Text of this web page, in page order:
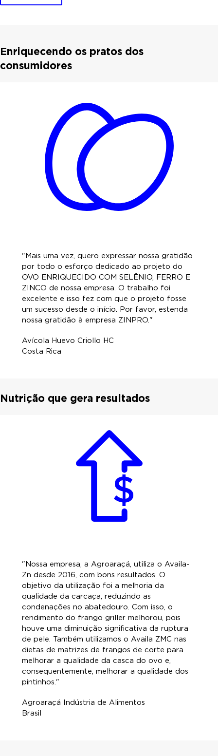
Enriquecendo os pratos dos
consumidores
"Mais uma vez, quero expressar nossa gratidão
por todo o esforço dedicado ao projeto do
OVO ENRIQUECIDO COM SELÊNIO, FERRO E
ZINCO de nossa empresa. O trabalho foi
excelente e isso fez com que o projeto fosse
um sucesso desde o início. Por favor, estenda
nossa gratidão à empresa ZINPRO."
Avícola Huevo Criollo HC
Costa Rica
Nutrição que gera resultados
"Nossa empresa, a Agroaraçá, utiliza o Availa-
Zn desde 2016, com bons resultados. O
objetivo da utilização foi a melhoria da
qualidade da carcaça, reduzindo as
condenações no abatedouro. Com isso, o
rendimento do frango griller melhorou, pois
houve uma diminuição significativa da ruptura
de pele. Também utilizamos o Availa ZMC nas
dietas de matrizes de frangos de corte para
melhorar a qualidade da casca do ovo e,
consequentemente, melhorar a qualidade dos
pintinhos."
Agroaraçá Indústria de Alimentos
Brasil